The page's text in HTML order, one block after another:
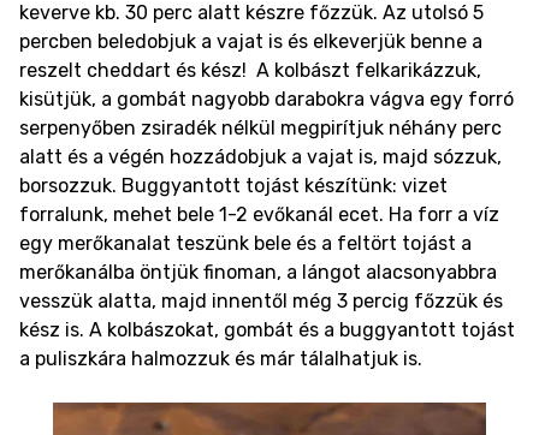
keverve kb. 30 perc alatt készre főzzük. Az utolsó 5
percben beledobjuk a vajat is és elkeverjük benne a
reszelt cheddart és kész! A kolbászt felkarikázzuk,
kisütjük, a gombát nagyobb darabokra vágva egy forró
serpenyőben zsiradék nélkül megpirítjuk néhány perc
alatt és a végén hozzádobjuk a vajat is, majd sózzuk,
borsozzuk. Buggyantott tojást készítünk: vizet
forralunk, mehet bele 1-2 evőkanál ecet. Ha forr a víz
egy merőkanalat teszünk bele és a feltört tojást a
merőkanálba öntjük finoman, a lángot alacsonyabbra
vesszük alatta, majd innentől még 3 percig főzzük és
kész is. A kolbászokat, gombát és a buggyantott tojást
a puliszkára halmozzuk és már tálalhatjuk is.